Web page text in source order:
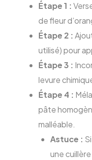
Étape 1 :
de fleur
Étape 2 :
utilisé) pour
Étape 3 :
levure
Étape 4 :
pâte
malléable.
Astuce :
une